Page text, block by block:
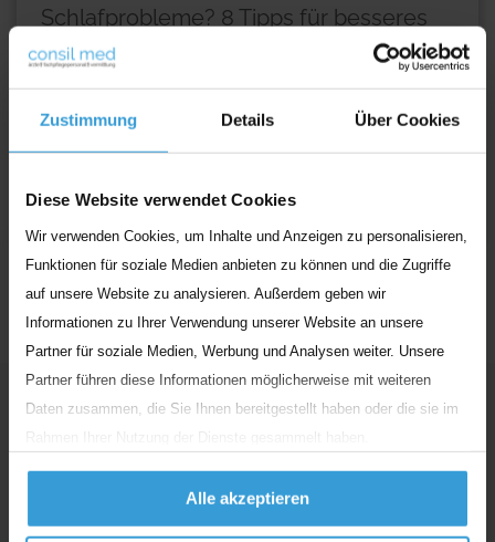
Zustimmung Details Über Cookies
Diese Website verwendet Cookies
Wir verwenden Cookies, um Inhalte und Anzeigen zu personalisieren,
Funktionen für soziale Medien anbieten zu können und die Zugriffe
auf unsere Website zu analysieren. Außerdem geben wir
Informationen zu Ihrer Verwendung unserer Website an unsere
Partner für soziale Medien, Werbung und Analysen weiter. Unsere
Partner führen diese Informationen möglicherweise mit weiteren
Daten zusammen, die Sie Ihnen bereitgestellt haben oder die sie im
Alle akzeptieren
Schlafprobleme? 8 Tipps für besseres
Ein- und Durchschlafen
Schlafprobleme in der Pflege kennen viele: Mehr als
jede dritte Pflegekraft in Deutschland hat sie schon
einmal erlebt. Schlafkiller Nummer eins
Unser Engagement
** Namen, Bilder und Inhalte wurden zum Schutz der Privatsphäre